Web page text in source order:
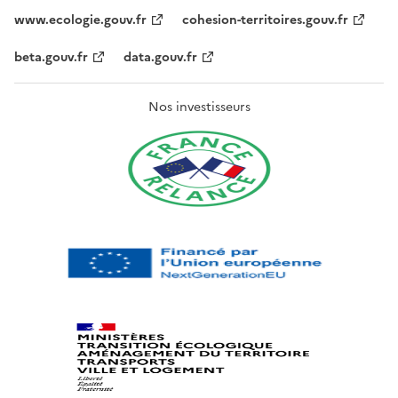
www.ecologie.gouv.fr
cohesion-territoires.gouv.fr
beta.gouv.fr
data.gouv.fr
Nos investisseurs